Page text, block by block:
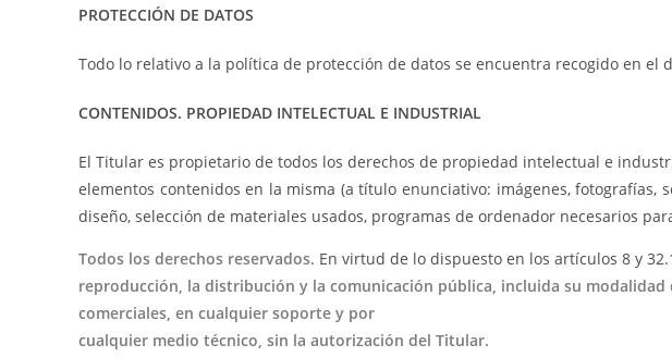
PROTECCIÓN DE DATOS
Todo lo relativo a la política de protección de datos se encuentra recogido en el
CONTENIDOS. PROPIEDAD INTELECTUAL E INDUSTRIAL
El Titular es propietario de todos los derechos de propiedad intelectual e
elementos contenidos en la misma (a título enunciativo: imágenes, fotografías,
diseño, selección de materiales usados, programas de ordenador necesarios
Todos los derechos reservados. En virtud de lo dispuesto en los artículos 8 y
reproducción, la distribución y la comunicación pública, incluida su
comerciales, en cualquier soporte y por
cualquier medio técnico, sin la autorización del Titular.